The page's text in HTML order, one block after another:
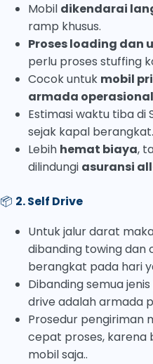
Mobil dikendarai
ramp khusus.
Proses loading dan
perlu proses stuffing
Cocok untuk mobil
armada operasional
Estimasi waktu tiba di
sejak kapal berangkat.
Lebih hemat biaya,
dilindungi asuransi
📦 2. Self Drive
Untuk jalur darat
dibanding towing dan
berangkat pada hari
Dibanding semua
drive adalah armada
Prosedur pengiriman
cepat proses, karena
mobil saja..